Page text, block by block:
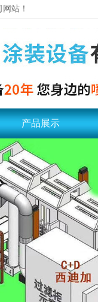
站！
产品展示